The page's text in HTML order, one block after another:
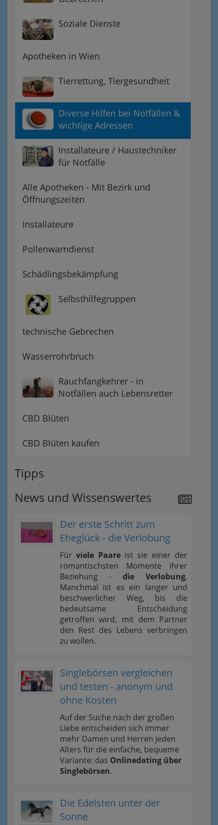
Soziale Dienste
Apotheken in Wien
Tierrettung, Tiergesundheit
Diverse Hilfen bei Notfällen &
wichtige Adressen
Installateure / Haustechniker
für Notfälle
Alle Apotheken - Mit Bezirk und
Öffnungszeiten
Installateure
Pollenwarndienst
Schädlingsbekämpfung
Selbsthilfegruppen
technische Gebrechen
Wasserrohrbruch
Rauchfangkehrer - in
Notfällen auch Lebensretter
CBD Blüten
CBD Blüten kaufen
Tipps
News und Wissenswertes
Der erste Schritt zum
Eheglück - die Verlobung
Fürviele Paareist sie einer der
romantischsten Momente ihrer
Beziehung - die Verlobung.
Manchmal ist es ein langer und
beschwerlicher Weg, bis die
bedeutsame Entscheidung
getroffen wird, mit dem Partner
den Rest des Lebens verbringen
zu wollen.
Singlebörsen vergleichen
und testen - anonym und
ohne Kosten
Auf der Suche nach der großen
Liebe entscheiden sich immer
mehr Damen und Herren jeden
Alters für die einfache, bequeme
Variante: das Onlinedating über
Singlebörsen.
Die Edelsten unter der
Sonne